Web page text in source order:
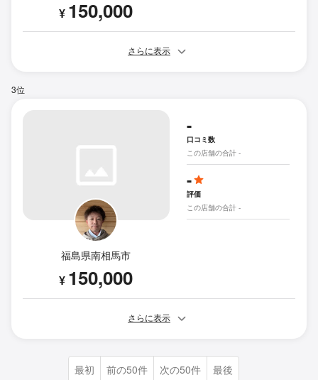
¥ 150,000
さらに表示
3位
福島県南相馬市
¥ 150,000
-
口コミ数
この店舗の合計 -
-
評価
この店舗の合計 -
さらに表示
最初 前の50件 次の50件 最後